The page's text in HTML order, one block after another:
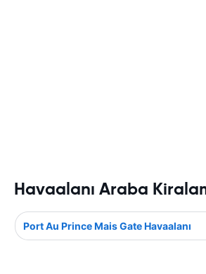
Havaalanı Araba
Port Au Prince Mais Gate Havaalanı